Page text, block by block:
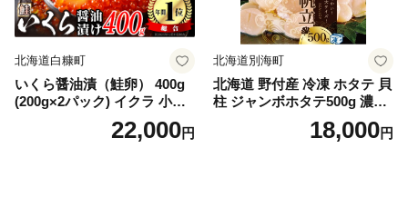
北海道白糠町
いくら醤油漬（鮭卵） 400g
(200g×2パック) イクラ 小分
け いくら醤油漬 鮭いくら い
くら醤油漬け 鮭 鮭卵 ikura
22,000円
北海道別海町
北海道 野付産 冷凍 ホタテ 貝
柱 ジャンボホタテ500g 濃厚
な旨味と甘み （ほたて ホタ
テ 帆立 貝柱 ホタテ貝柱 大玉
18,000円